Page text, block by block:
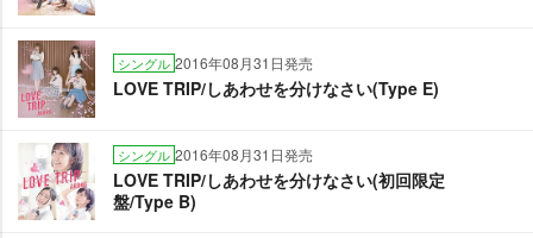
シングル 2016年08月31日発売
LOVE TRIP/しあわせを分けなさい(Type E)
シングル 2016年08月31日発売
LOVE TRIP/しあわせを分けなさい(初回限定
盤/Type B)